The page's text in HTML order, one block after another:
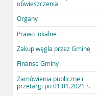
obwieszczenia
Organy
Prawo lokalne
Zakup węgla przez Gminę
Finanse Gminy
Zamówienia publiczne i
przetargi po 01.01.2021 r.